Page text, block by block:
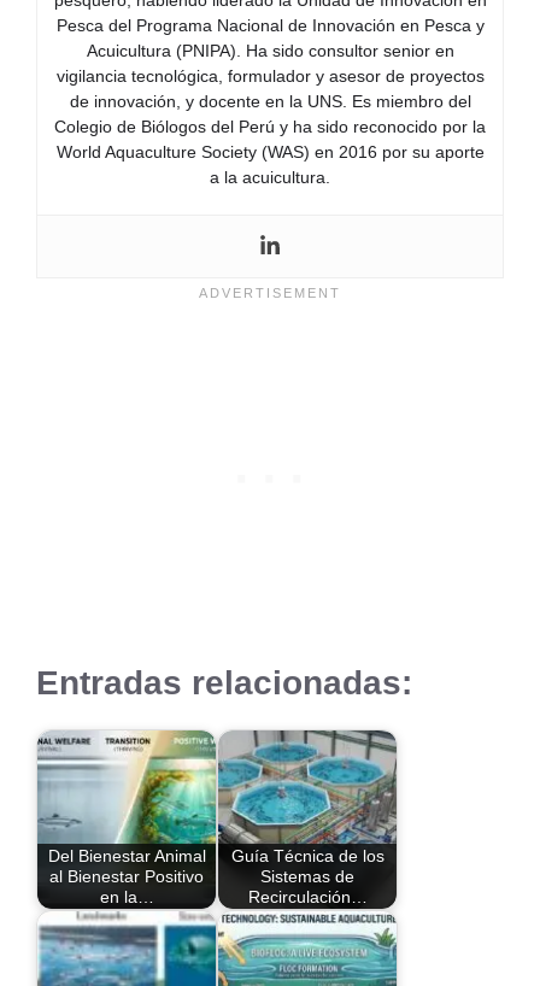
Pesca del Programa Nacional de Innovación en Pesca y
Acuicultura (PNIPA). Ha sido consultor senior en
vigilancia tecnológica, formulador y asesor de proyectos
de innovación, y docente en la UNS. Es miembro del
Colegio de Biólogos del Perú y ha sido reconocido por la
World Aquaculture Society (WAS) en 2016 por su aporte
a la acuicultura.
Entradas relacionadas:
Del Bienestar Animal
al Bienestar Positivo
en la…
Guía Técnica de los
Sistemas de
Recirculación…